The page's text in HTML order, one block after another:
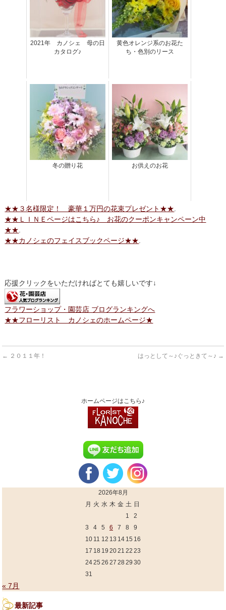
2021年 カノシェ 母の日
カタログ♪
黄色オレンジ系のお花た
ち・色別のリース
冬の贈り花 お供えのお花
★★３名様限定！ 豪華１万円の花束プレゼント★★.
★★ＬＩＮＥページはこちら♪ お花のクーポンキャンペーン中
★★.
★★カノシェのフェイスブックページ★★.
応援クリックをいただければとても嬉しいです↓
フラワーショップ・園芸店 ブログランキングへ
★★フローリスト カノシェのホームページ★
← ２０１１年！ はっとして～♪ぐっときて～♪ →
ホームページはこちら♪
2026年8月
月 火 水 木 金 土 日
1
2
3
4 5 6 7 8
9
10 11 12 13 14 15 16
17 18 19 2021 22 23
2425 26 27 28 29 30
31
« 7月
最新記事